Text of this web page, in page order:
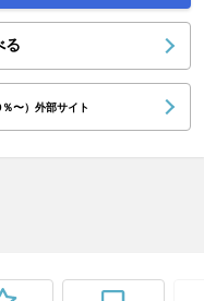
る
〜）外部サイト